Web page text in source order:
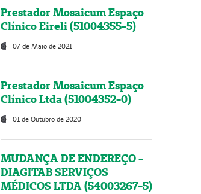
Prestador Mosaicum Espaço
Clínico Eireli (51004355-5)
07 de Maio de 2021
Prestador Mosaicum Espaço
Clínico Ltda (51004352-0)
01 de Outubro de 2020
MUDANÇA DE ENDEREÇO -
DIAGITAB SERVIÇOS
MÉDICOS LTDA (54003267-5)